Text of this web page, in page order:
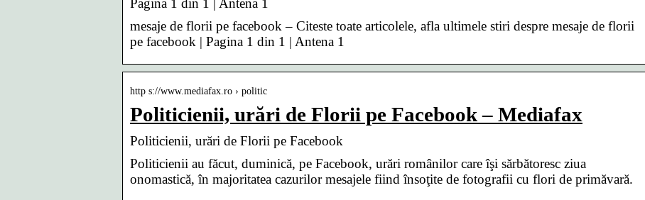
Pagina 1 din 1 | Antena 1
mesaje de florii pe facebook – Citeste toate articolele, afla ultimele stiri despre mesaje de florii
pe facebook | Pagina 1 din 1 | Antena 1
http s://www.mediafax.ro › politic
Politicienii, urări de Florii pe Facebook – Mediafax
Politicienii, urări de Florii pe Facebook
Politicienii au făcut, duminică, pe Facebook, urări românilor care îşi sărbătoresc ziua
onomastică, în majoritatea cazurilor mesajele fiind însoţite de fotografii cu flori de primăvară.